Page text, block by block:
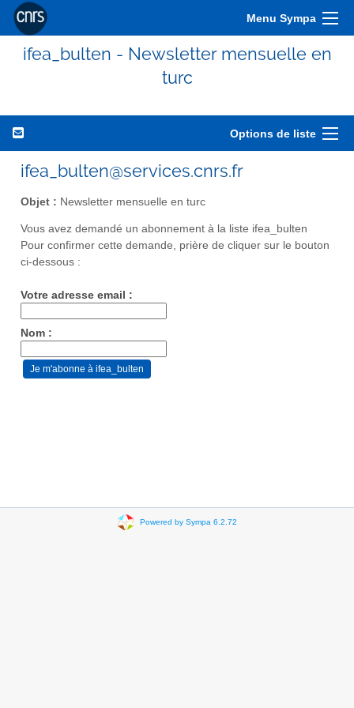
Menu Sympa
ifea_bulten - Newsletter mensuelle en
turc
Options de liste
ifea_bulten@services.cnrs.fr
Objet : Newsletter mensuelle en turc
Vous avez demandé un abonnement à la liste ifea_bulten
Pour confirmer cette demande, prière de cliquer sur le bouton
ci-dessous :
Votre adresse email :
Nom :
Powered by Sympa 6.2.72